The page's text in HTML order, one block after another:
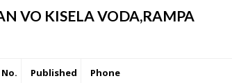
VO KISELA VODA,RAMPA
No.
Published
Phone